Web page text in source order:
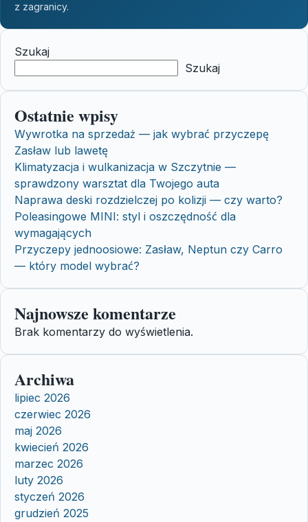
z zagranicy.
Szukaj
Szukaj
Ostatnie wpisy
Wywrotka na sprzedaż — jak wybrać przyczepę
Zasław lub lawetę
Klimatyzacja i wulkanizacja w Szczytnie —
sprawdzony warsztat dla Twojego auta
Naprawa deski rozdzielczej po kolizji — czy warto?
Poleasingowe MINI: styl i oszczędność dla
wymagających
Przyczepy jednoosiowe: Zasław, Neptun czy Carro
— który model wybrać?
Najnowsze komentarze
Brak komentarzy do wyświetlenia.
Archiwa
lipiec 2026
czerwiec 2026
maj 2026
kwiecień 2026
marzec 2026
luty 2026
styczeń 2026
grudzień 2025